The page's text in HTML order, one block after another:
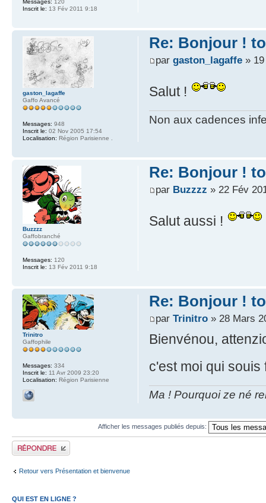
Messages: 120
Inscrit le: 13 Fév 2011 9:18
Re: Bonjour !
par gaston_lagaffe» 19
Salut !
Non aux cadences
gaston_lagaffe
Gaffo Avancé
Messages: 948
Inscrit le: 02 Nov 2005 17:54
Localisation: Région Parisienne .
Re: Bonjour !
par Buzzzz » 22 Fév
Salut aussi !
Buzzzz
Gaffobranché
Messages: 120
Inscrit le: 13 Fév 2011 9:18
Re: Bonjour !
par Trinitro» 28 Mars
Bienvénou,
c'est moi qui
Ma ! Pourquoi ze né
Trinitro
Gaffophile
Messages: 334
Inscrit le: 11 Avr 2009 23:20
Localisation: Région Parisienne
Afficher les messages publiés depuis:
Publier une réponse
Retour vers Présentation et bienvenue
QUI EST EN LIGNE ?